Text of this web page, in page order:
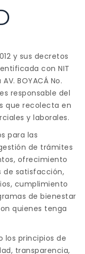
y sus decretos
con NIT
BOYACÁ No.
responsable del
que recolecta en
y laborales.
para las
de trámites
ofrecimiento
de satisfacción,
cumplimiento
de bienestar
quienes tenga
los principios de
transparencia,